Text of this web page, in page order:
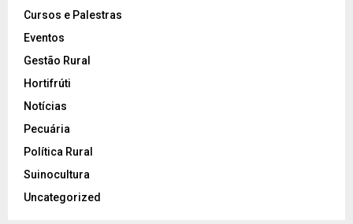
Cursos e Palestras
Eventos
Gestão Rural
Hortifrúti
Notícias
Pecuária
Política Rural
Suinocultura
Uncategorized